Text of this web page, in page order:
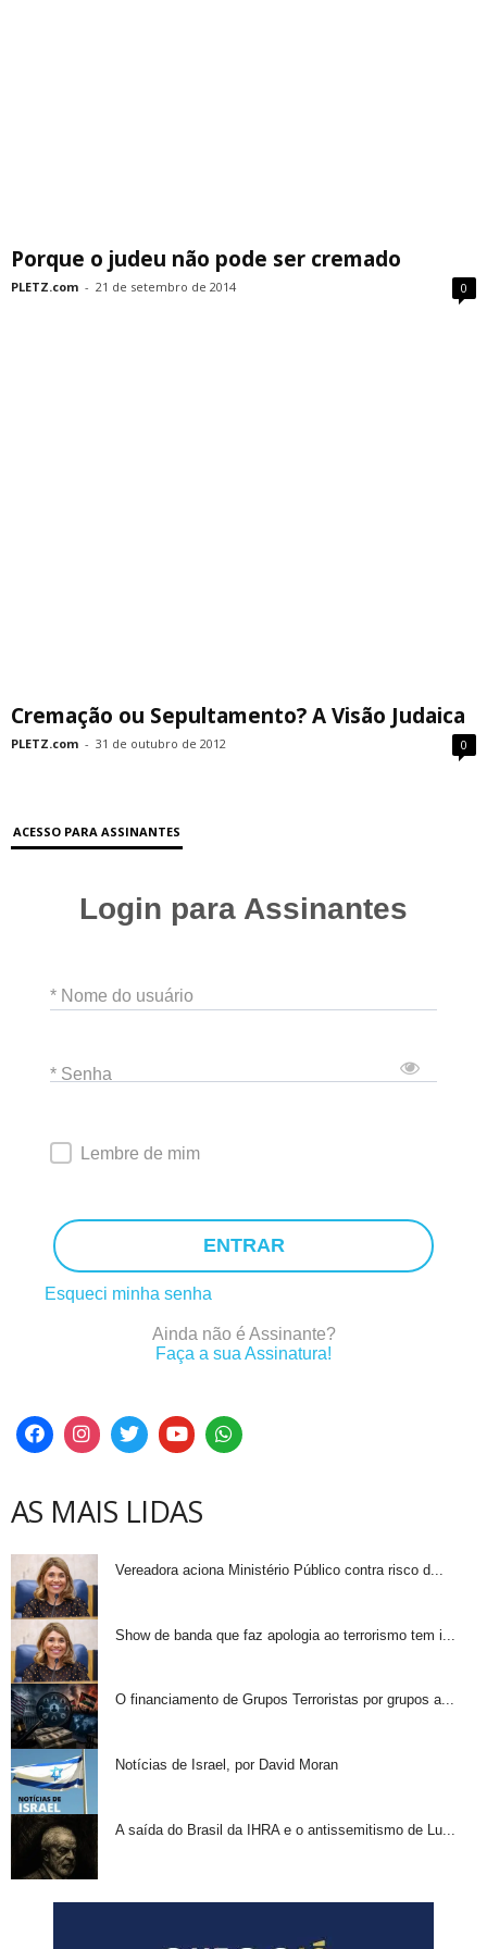
Porque o judeu não pode ser cremado
PLETZ.com - 21 de setembro de 2014 0
Cremação ou Sepultamento? A Visão Judaica
PLETZ.com - 31 de outubro de 2012 0
ACESSO PARA ASSINANTES
Login para Assinantes
* Nome do usuário
* Senha
Lembre de mim
ENTRAR
Esqueci minha senha
Ainda não é Assinante?
Faça a sua Assinatura!
AS MAIS LIDAS
Vereadora aciona Ministério Público contra risco d...
Show de banda que faz apologia ao terrorismo tem i...
O financiamento de Grupos Terroristas por grupos a...
Notícias de Israel, por David Moran
A saída do Brasil da IHRA e o antissemitismo de Lu...